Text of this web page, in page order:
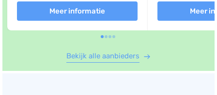
Meer informatie Meer
Bekijk alle aanbieders